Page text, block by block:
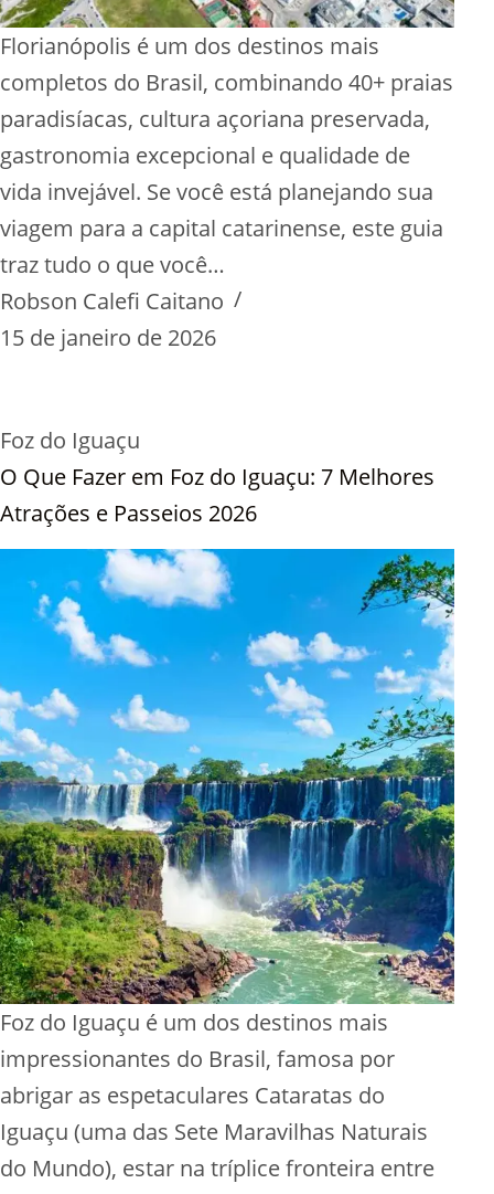
Florianópolis é um dos destinos mais
completos do Brasil, combinando 40+ praias
paradisíacas, cultura açoriana preservada,
gastronomia excepcional e qualidade de
vida invejável. Se você está planejando sua
viagem para a capital catarinense, este guia
traz tudo o que você…
Robson Calefi Caitano
15 de janeiro de 2026
Foz do Iguaçu
O Que Fazer em Foz do Iguaçu: 7 Melhores
Atrações e Passeios 2026
Foz do Iguaçu é um dos destinos mais
impressionantes do Brasil, famosa por
abrigar as espetaculares Cataratas do
Iguaçu (uma das Sete Maravilhas Naturais
do Mundo), estar na tríplice fronteira entre